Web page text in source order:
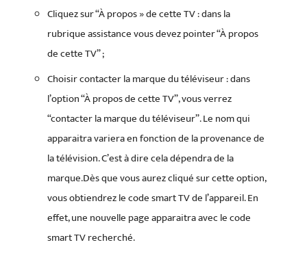
Cliquez sur “À propos » de cette TV : dans la
rubrique assistance vous devez pointer “À propos
de cette TV” ;
Choisir contacter la marque du téléviseur : dans
l’option “À propos de cette TV”, vous verrez
“contacter la marque du téléviseur”. Le nom qui
apparaitra variera en fonction de la provenance de
la télévision. C’est à dire cela dépendra de la
marque.Dès que vous aurez cliqué sur cette option,
vous obtiendrez le code smart TV de l’appareil. En
effet, une nouvelle page apparaitra avec le code
smart TV recherché.